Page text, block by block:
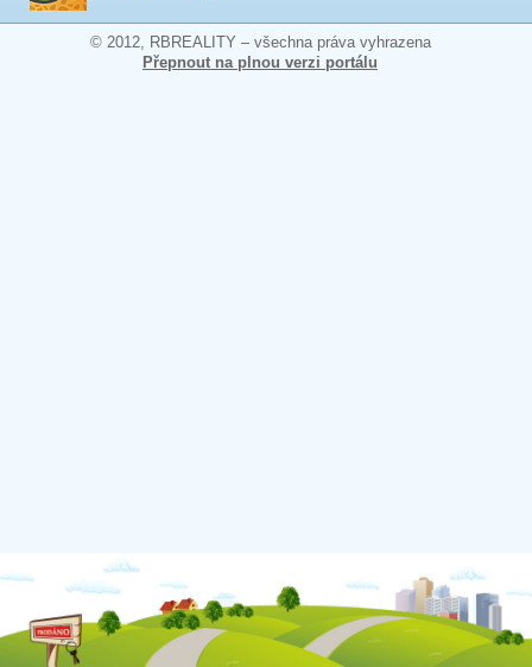
© 2012, RBREALITY – všechna práva vyhrazena
Přepnout na plnou verzi portálu